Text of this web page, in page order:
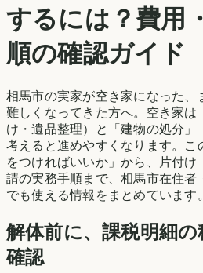
するには？費用
順の確認ガイド
相馬市の実家が空き家になった、
難しくなってきた方へ。空き家は
け・遺品整理）と「建物の処分」
考えると進めやすくなります。こ
をつければいいか」から、片付け
請の実務手順まで、相馬市在住者
でも使える情報をまとめています。
解体前に、課税明細
確認